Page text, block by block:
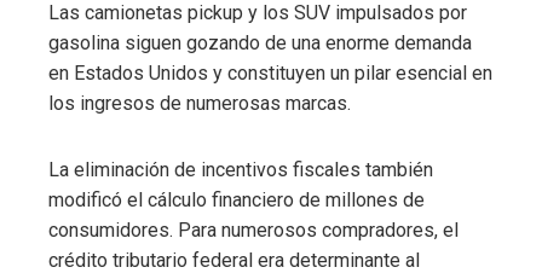
Las camionetas pickup y los SUV impulsados por
gasolina siguen gozando de una enorme demanda
en Estados Unidos y constituyen un pilar esencial en
los ingresos de numerosas marcas.
La eliminación de incentivos fiscales también
modificó el cálculo financiero de millones de
consumidores. Para numerosos compradores, el
crédito tributario federal era determinante al